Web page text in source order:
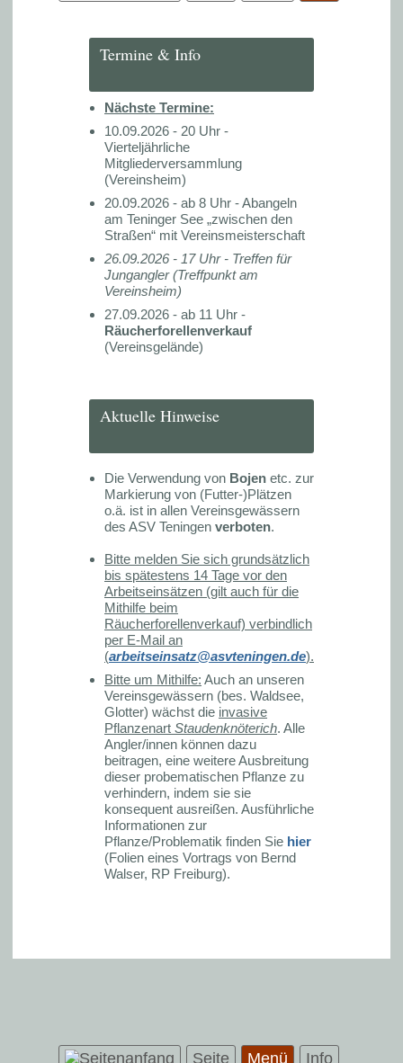
Termine & Info
Nächste Termine:
10.09.2026 - 20 Uhr -
Vierteljährliche
Mitgliederversammlung
(Vereinsheim)
20.09.2026 - ab 8 Uhr - Abangeln
am Teninger See „zwischen den
Straßen“ mit Vereinsmeisterschaft
26.09.2026 - 17 Uhr - Treffen für
Jungangler (Treffpunkt am
Vereinsheim)
27.09.2026 - ab 11 Uhr -
Räucherforellenverkauf
(Vereinsgelände)
Aktuelle Hinweise
Die Verwendung von Bojen etc. zur
Markierung von (Futter-)Plätzen
o.ä. ist in allen Vereinsgewässern
des ASV Teningen verboten.
Bitte melden Sie sich grundsätzlich
bis spätestens 14 Tage vor den
Arbeitseinsätzen (gilt auch für die
Mithilfe beim
Räucherforellenverkauf) verbindlich
per E-Mail an
(arbeitseinsatz@asvteningen.de).
Bitte um Mithilfe: Auch an unseren
Vereinsgewässern (bes. Waldsee,
Glotter) wächst die invasive
Pflanzenart Staudenknöterich. Alle
Angler/innen können dazu
beitragen, eine weitere Ausbreitung
dieser probematischen Pflanze zu
verhindern, indem sie sie
konsequent ausreißen. Ausführliche
Informationen zur
Pflanze/Problematik finden Sie hier
(Folien eines Vortrags von Bernd
Walser, RP Freiburg).
Seite Menü Info